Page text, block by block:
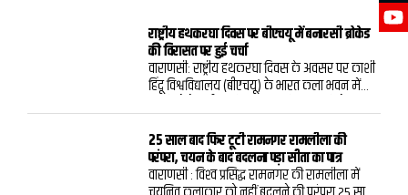
राष्ट्रीय हथकरघा दिवस पर बीएचयू में बनारसी ब्रोकेड
की विरासत पर हुई चर्चा
वाराणसी: राष्ट्रीय हथकरघा दिवस के अवसर पर काशी
हिंदू विश्वविद्यालय (बीएचयू) के भारत कला भवन में
बातचीत का आयोजन किया गया। कार्यक्रम में बनारस
के ब्रोकेड और बनारसी वस्त्रों की समृद्ध परंपरा, उनकी
बारीक कारीगरी तथा बदलते दौर में हथकरघा की
प्रासंगिकता पर चर्चा हुई।कार्यक्रम में राष्ट्रीय एवं संत
कबीर पुरस्कार से सम्मानित बुनकर कमालुद्दीन
25 साल बाद फिर टूटी रामनगर रामलीला की
परंपरा, चयन के बाद बदलना पड़ा सीता का पात्र
वाराणसी : विश्‍व प्रसिद्ध रामनगर की रामलीला में